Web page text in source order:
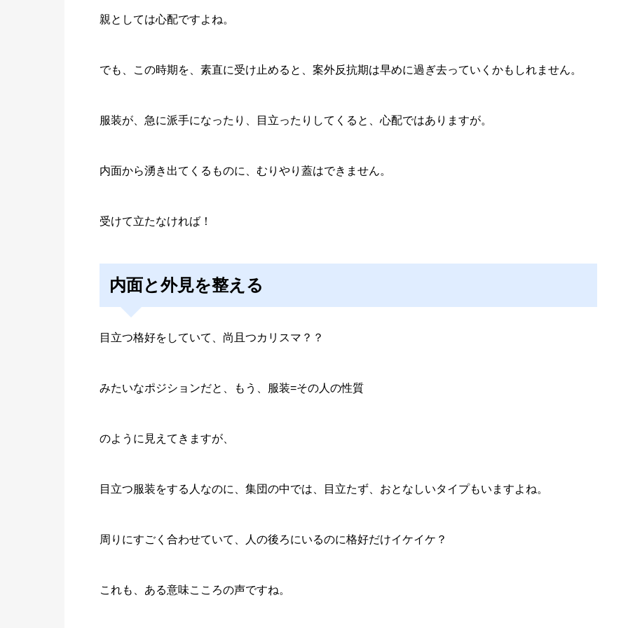
親としては心配ですよね。
でも、この時期を、素直に受け止めると、案外反抗期は早めに過ぎ去っていくかもしれません。
服装が、急に派手になったり、目立ったりしてくると、心配ではありますが。
内面から湧き出てくるものに、むりやり蓋はできません。
受けて立たなければ！
内面と外見を整える
目立つ格好をしていて、尚且つカリスマ？？
みたいなポジションだと、もう、服装=その人の性質
のように見えてきますが、
目立つ服装をする人なのに、集団の中では、目立たず、おとなしいタイプもいますよね。
周りにすごく合わせていて、人の後ろにいるのに格好だけイケイケ？
これも、ある意味こころの声ですね。